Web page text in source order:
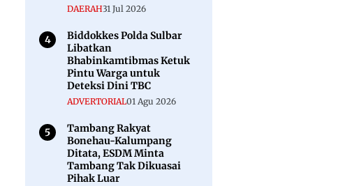
DAERAH31 Jul 2026
Biddokkes Polda Sulbar
Libatkan
Bhabinkamtibmas Ketuk
Pintu Warga untuk
Deteksi Dini TBC
ADVERTORIAL01 Agu 2026
Tambang Rakyat
Bonehau-Kalumpang
Ditata, ESDM Minta
Tambang Tak Dikuasai
Pihak Luar